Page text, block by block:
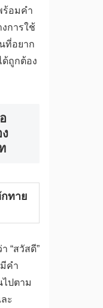
ร้อมคำ
การใช้
ที่อยาก
ด้ถูกต้อง
ทาย
“สวัสดี”
คำ
ปตาม
ะ